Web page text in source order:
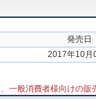
発売日
2017年10月
一般消費者様向けの販